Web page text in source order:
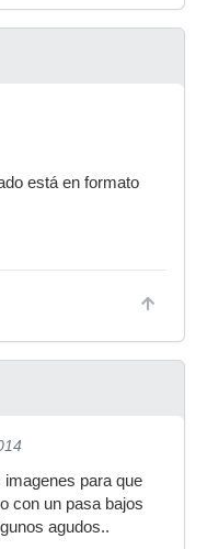
está en formato
para que
con un pasa bajos
agudos..